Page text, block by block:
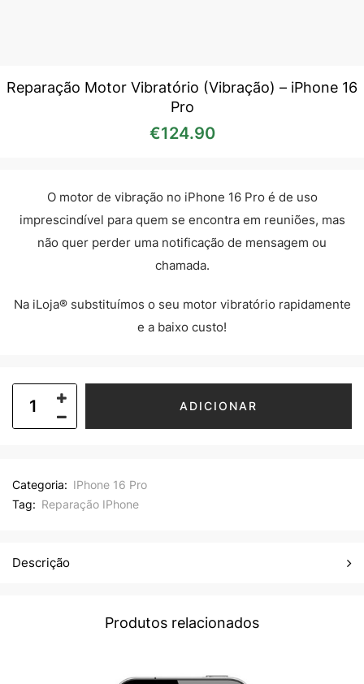
Reparação Motor Vibratório (Vibração) – iPhone 16
Pro
€124.90
O motor de vibração no iPhone 16 Pro é de uso
imprescindível para quem se encontra em reuniões, mas
não quer perder uma notificação de mensagem ou
chamada.
Na iLoja® substituímos o seu motor vibratório rapidamente
e a baixo custo!
ADICIONAR
Categoria: IPhone 16 Pro
Tag: Reparação IPhone
Descrição
Produtos relacionados